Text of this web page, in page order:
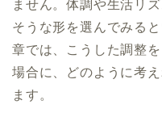
ません。体調や生活リ
そうな形を選んでみる
章では、こうした調整
場合に、どのように考
ます。